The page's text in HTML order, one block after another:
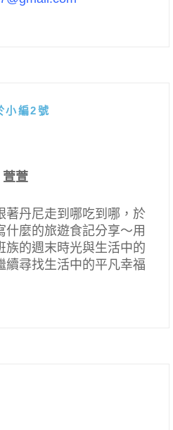
小編2號
萱萱
著丹尼走到哪吃到哪，於
什麼的旅遊食記分享～用
族的週末時光與生活中的
續尋找生活中的平凡幸福